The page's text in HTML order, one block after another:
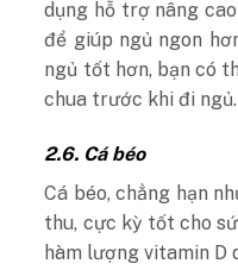
dụng hỗ trợ nâng
để giúp ngủ ngon
ngủ tốt hơn, bạn có
chua trước khi đi ngủ.
2.6. Cá béo
Cá béo, chẳng hạn
thu, cực kỳ tốt cho
hàm lượng vitamin D